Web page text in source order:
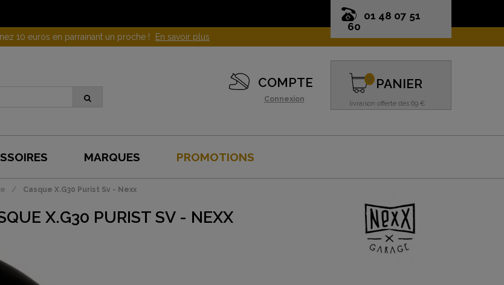
01 48 07 51
60
10 euros en parrainant un proche ! En savoir plus
COMPTE
Connexion
PANIER
livraison offerte dès 69 €
0
MARQUES PROMOTIONS
Casque X.G30 Purist Sv - Nexx
X.G30 PURIST SV - NEXX